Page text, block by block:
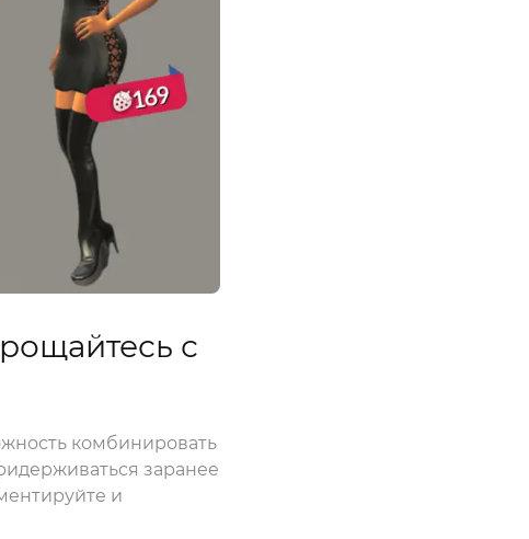
с
комбинировать
заранее
и